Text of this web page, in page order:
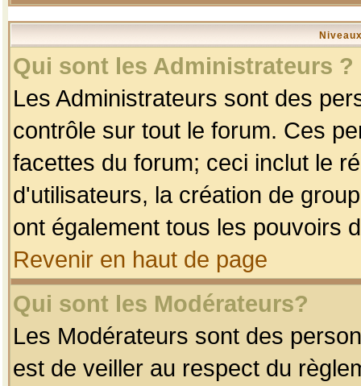
Qui sont les Administrateurs ?
Les Administrateurs sont des
contrôle sur tout le forum. Ces
facettes du forum; ceci inclut le
d'utilisateurs, la création de
ont également tous les pouvoirs
Revenir en haut de page
Qui sont les Modérateurs?
Les Modérateurs sont des
est de veiller au respect du